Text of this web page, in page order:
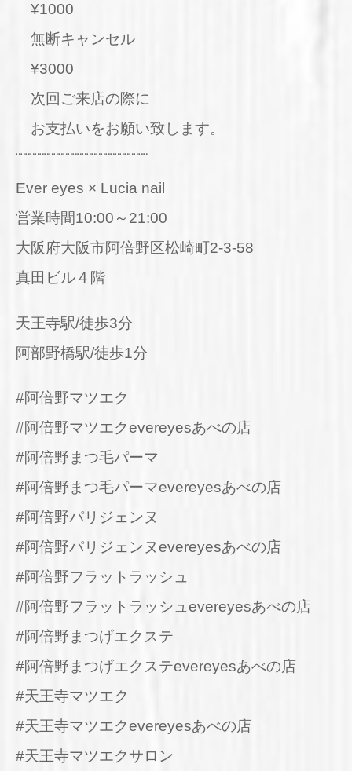
¥1000
無断キャンセル
¥3000
次回ご来店の際に
お支払いをお願い致します。
¨¨¨¨¨¨¨¨¨¨¨¨¨¨¨¨¨¨¨¨¨¨¨¨¨¨¨¨
Ever eyes × Lucia nail
営業時間10:00～21:00
大阪府大阪市阿倍野区松崎町2-3-58
真田ビル４階
天王寺駅/徒歩3分
阿部野橋駅/徒歩1分
#阿倍野マツエク
#阿倍野マツエクevereyesあべの店
#阿倍野まつ毛パーマ
#阿倍野まつ毛パーマevereyesあべの店
#阿倍野パリジェンヌ
#阿倍野パリジェンヌevereyesあべの店
#阿倍野フラットラッシュ
#阿倍野フラットラッシュevereyesあべの店
#阿倍野まつげエクステ
#阿倍野まつげエクステevereyesあべの店
#天王寺マツエク
#天王寺マツエクevereyesあべの店
#天王寺マツエクサロン